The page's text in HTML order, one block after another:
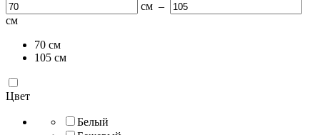
см –
см
70 см
105 см
Цвет
Белый